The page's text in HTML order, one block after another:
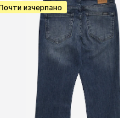
изчерпано